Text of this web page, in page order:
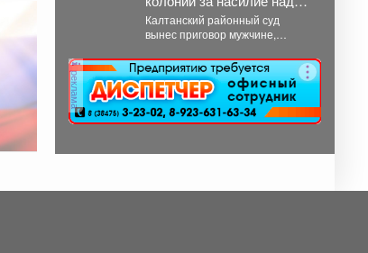
13‑летней падчерицей в
Кузбассе
Калтанский районный суд
вынес приговор мужчине,
преступлениях против
половой неприкосновенности
малолетней девочки....
реклама